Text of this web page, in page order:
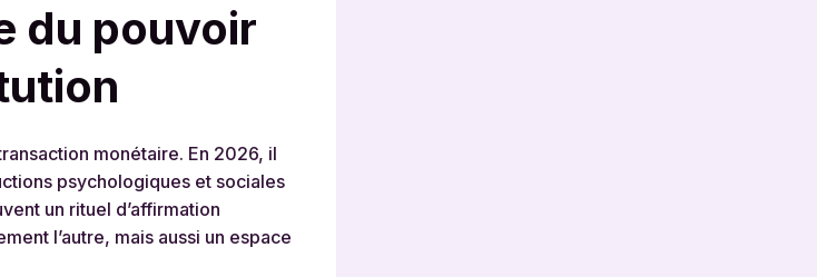
du pouvoir
monétaire. En 2026, il
psychologiques et sociales
un rituel d’affirmation
l’autre, mais aussi un espace